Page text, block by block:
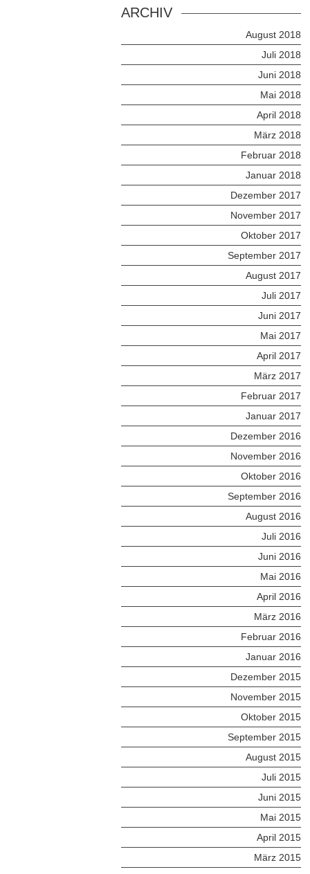
ARCHIV
August 2018
Juli 2018
Juni 2018
Mai 2018
April 2018
März 2018
Februar 2018
Januar 2018
Dezember 2017
November 2017
Oktober 2017
September 2017
August 2017
Juli 2017
Juni 2017
Mai 2017
April 2017
März 2017
Februar 2017
Januar 2017
Dezember 2016
November 2016
Oktober 2016
September 2016
August 2016
Juli 2016
Juni 2016
Mai 2016
April 2016
März 2016
Februar 2016
Januar 2016
Dezember 2015
November 2015
Oktober 2015
September 2015
August 2015
Juli 2015
Juni 2015
Mai 2015
April 2015
März 2015